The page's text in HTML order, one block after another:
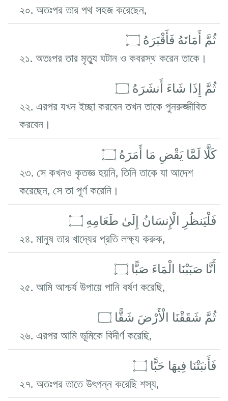
২০. অতঃপর তার পথ সহজ করেছেন,
ثُمَّ أَمَاتَهُ فَأَقْبَرَهُ ۝
২১. অতঃপর তার মৃত্যু ঘটান ও কবরস্থ করেন তাকে।
ثُمَّ إِذَا شَاءَ أَنشَرَهُ ۝
২২. এরপর যখন ইচ্ছা করবেন তখন তাকে পুনরুজ্জীবিত
করবেন।
كَلَّا لَمَّا يَقْضِ مَا أَمَرَهُ ۝
২৩. সে কখনও কৃতজ্ঞ হয়নি, তিনি তাকে যা আদেশ
করেছেন, সে তা পূর্ণ করেনি।
فَلْيَنظُرِ الْإِنسَانُ إِلَىٰ طَعَامِهِ ۝
২৪. মানুষ তার খাদ্যের প্রতি লক্ষ্য করুক,
أَنَّا صَبَبْنَا الْمَاءَ صَبًّا ۝
২৫. আমি আশ্চর্য উপায়ে পানি বর্ষণ করেছি,
ثُمَّ شَقَقْنَا الْأَرْضَ شَقًّا ۝
২৬. এরপর আমি ভূমিকে বিদীর্ণ করেছি,
فَأَنبَتْنَا فِيهَا حَبًّا ۝
২৭. অতঃপর তাতে উৎপন্ন করেছি শস্য,